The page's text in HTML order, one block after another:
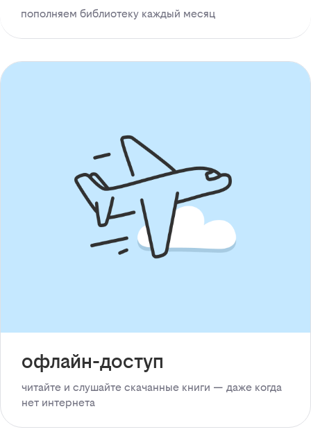
пополняем библиотеку каждый месяц
офлайн-доступ
читайте и слушайте скачанные книги — даже когда
нет интернета